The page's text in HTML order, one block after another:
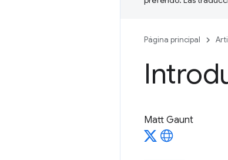
Página principal
Matt Gaunt